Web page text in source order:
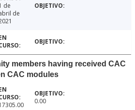
de
de
members having received CAC
CAC modules
0.00